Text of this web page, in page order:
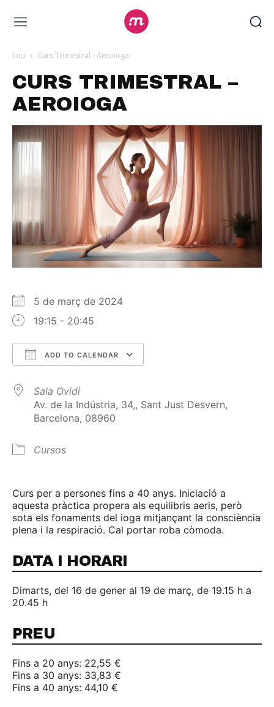
Inici Curs Trimestral - Aeroioga
CURS TRIMESTRAL –
AEROIOGA
5 de març de 2024
19:15 - 20:45
ADD TO CALENDAR
Sala Ovidi
Av. de la Indústria, 34,, Sant Just Desvern,
Barcelona, 08960
Cursos
Curs per a persones fins a 40 anys. Iniciació a
aquesta pràctica propera als equilibris aeris, però
sota els fonaments del ioga mitjançant la consciència
plena i la respiració. Cal portar roba còmoda.
DATA I HORARI
Dimarts, del 16 de gener al 19 de març, de 19.15 h a
20.45 h
PREU
Fins a 20 anys: 22,55 €
Fins a 30 anys: 33,83 €
Fins a 40 anys: 44,10 €